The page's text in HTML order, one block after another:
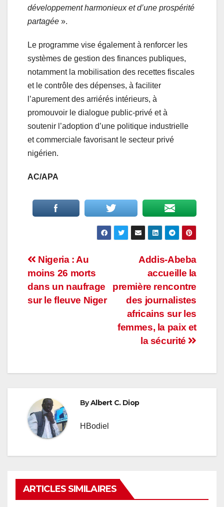
développement harmonieux et d’une prospérité
partagée ».
Le programme vise également à renforcer les
systèmes de gestion des finances publiques,
notamment la mobilisation des recettes fiscales
et le contrôle des dépenses, à faciliter
l’apurement des arriérés intérieurs, à
promouvoir le dialogue public-privé et à
soutenir l’adoption d’une politique industrielle
et commerciale favorisant le secteur privé
nigérien.
AC/APA
Navigation
de
l’article
Addis-Abeba
accueille la
première rencontre
des journalistes
africains sur les
femmes, la paix et
la sécurité
Nigeria : Au
moins 26 morts
dans un naufrage
sur le fleuve Niger
ByAlbert C. Diop
HBodiel
ARTICLES SIMILAIRES